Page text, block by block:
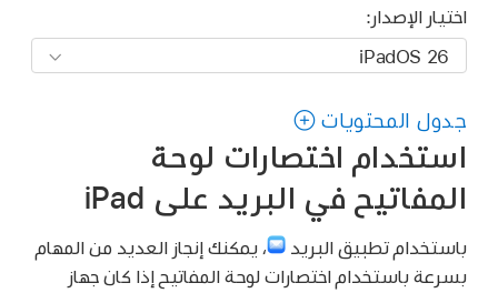
اختيار الإصدار:
جدول المحتويات
استخدام اختصارات لوحة
المفاتيح في البريد على iPad
باستخدام تطبيق البريد ، يمكنك إنجاز العديد من المهام
بسرعة باستخدام اختصارات لوحة المفاتيح إذا كان جهاز